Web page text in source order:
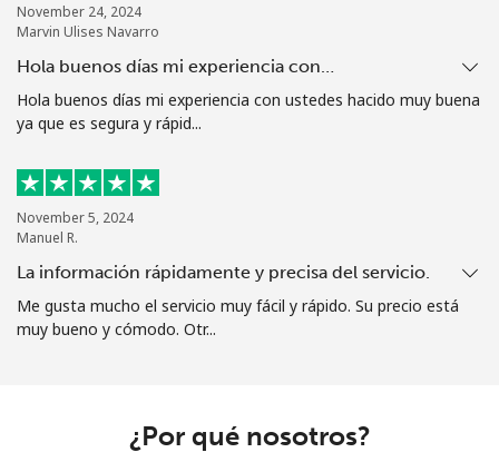
Inicia sesión o
Iniciar Sesión
November 24, 2024
Marvin Ulises Navarro
Hola buenos días mi experiencia con…
Hola buenos días mi experiencia con ustedes hacido muy buena
ya que es segura y rápid...
November 5, 2024
Manuel R.
La información rápidamente y precisa del servicio.
Me gusta mucho el servicio muy fácil y rápido. Su precio está
muy bueno y cómodo. Otr...
¿Por qué nosotros?